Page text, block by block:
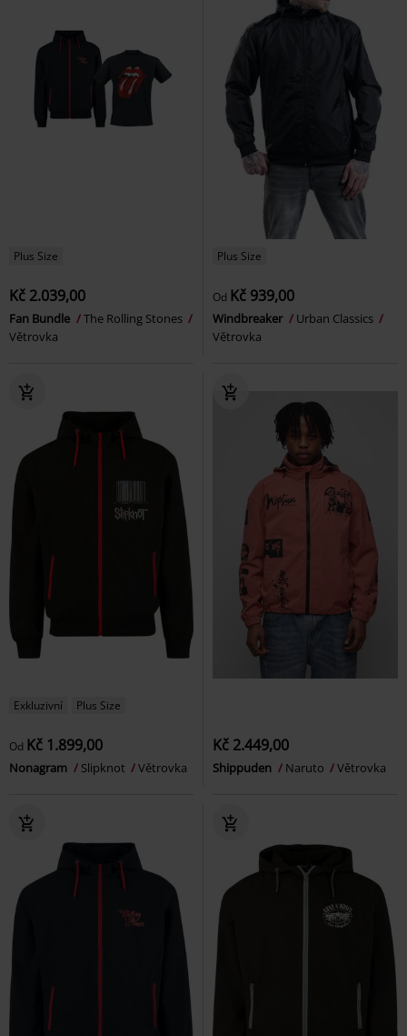
Plus Size
Kč 2.039,00
Fan Bundle
The Rolling Stones
Větrovka
Plus Size
Od Kč 939,00
Windbreaker
Urban Classics
Větrovka
Exkluzivní Plus Size
Od Kč 1.899,00
Nonagram Slipknot Větrovka
Kč 2.449,00
Shippuden Naruto Větrovka